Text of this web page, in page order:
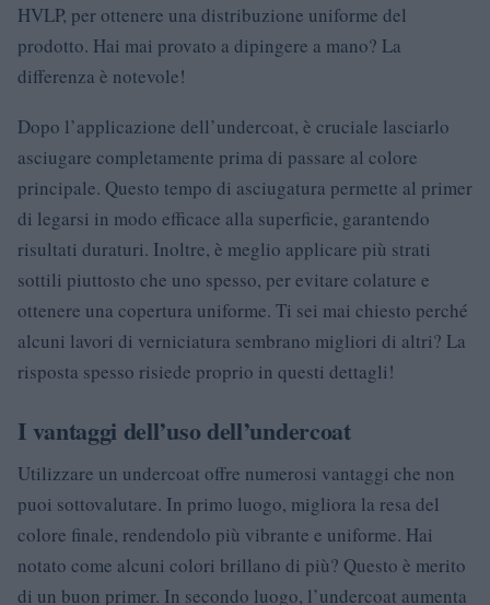
HVLP, per ottenere una distribuzione uniforme del
prodotto. Hai mai provato a dipingere a mano? La
differenza è notevole!
Dopo l’applicazione dell’undercoat, è cruciale lasciarlo
asciugare completamente prima di passare al colore
principale. Questo tempo di asciugatura permette al primer
di legarsi in modo efficace alla superficie, garantendo
risultati duraturi. Inoltre, è meglio applicare più strati
sottili piuttosto che uno spesso, per evitare colature e
ottenere una copertura uniforme. Ti sei mai chiesto perché
alcuni lavori di verniciatura sembrano migliori di altri? La
risposta spesso risiede proprio in questi dettagli!
I vantaggi dell’uso dell’undercoat
Utilizzare un undercoat offre numerosi vantaggi che non
puoi sottovalutare. In primo luogo, migliora la resa del
colore finale, rendendolo più vibrante e uniforme. Hai
notato come alcuni colori brillano di più? Questo è merito
di un buon primer. In secondo luogo, l’undercoat aumenta